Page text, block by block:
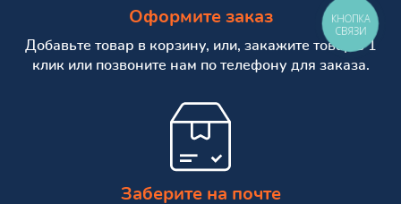
Оформите заказ
Добавьте товар в корзину, или, закажите товар в 1
клик или позвоните нам по телефону для заказа.
Заберите на почте
КНОПКА
СВЯЗИ